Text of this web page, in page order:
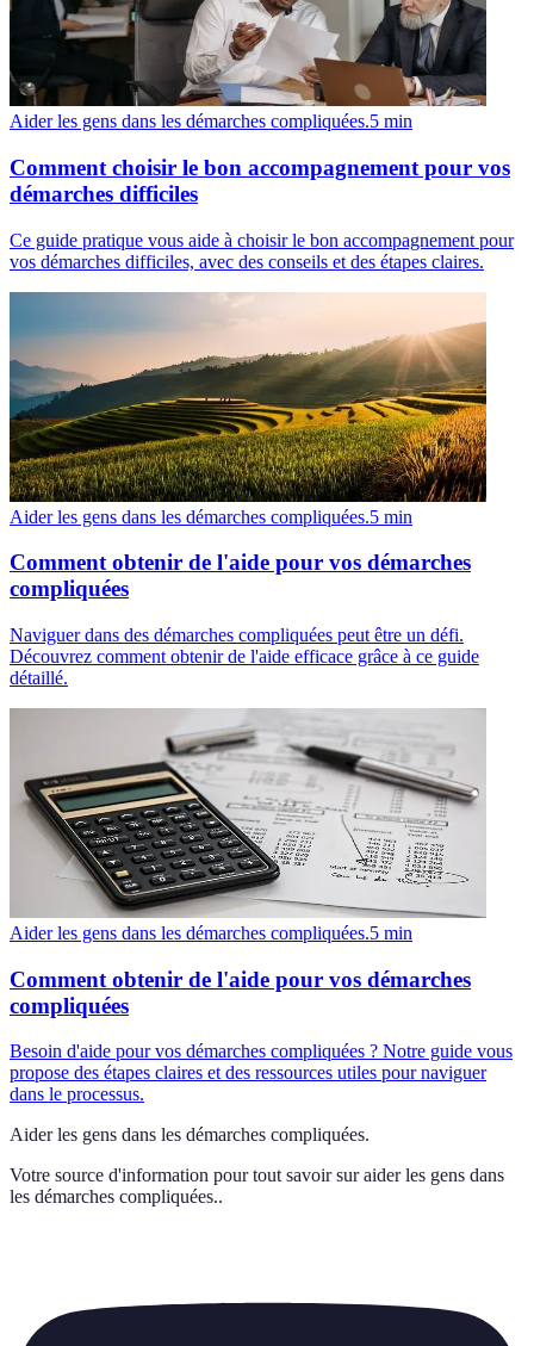
Aider les gens dans les démarches compliquées.5 min
Comment choisir le bon accompagnement pour vos
démarches difficiles
Ce guide pratique vous aide à choisir le bon accompagnement pour
vos démarches difficiles, avec des conseils et des étapes claires.
Aider les gens dans les démarches compliquées.5 min
Comment obtenir de l'aide pour vos démarches
compliquées
Naviguer dans des démarches compliquées peut être un défi.
Découvrez comment obtenir de l'aide efficace grâce à ce guide
détaillé.
Aider les gens dans les démarches compliquées.5 min
Comment obtenir de l'aide pour vos démarches
compliquées
Besoin d'aide pour vos démarches compliquées ? Notre guide vous
propose des étapes claires et des ressources utiles pour naviguer
dans le processus.
Aider les gens dans les démarches compliquées.
Votre source d'information pour tout savoir sur aider les gens dans
les démarches compliquées..